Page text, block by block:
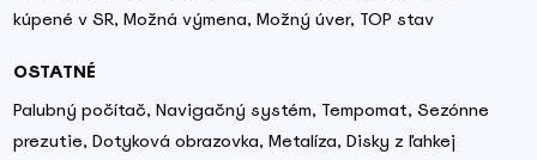
kúpené v SR, Možná výmena, Možný úver, TOP stav
OSTATNÉ
Palubný počítač, Navigačný systém, Tempomat, Sezónne
prezutie, Dotyková obrazovka, Metalíza, Disky z ľahkej